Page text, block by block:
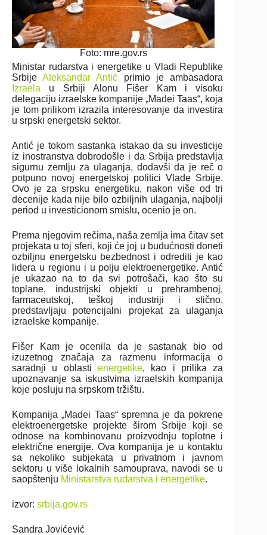
Foto: mre.gov.rs
Ministar rudarstva i energetike u Vladi Republike
SrbijeAleksandar Antić
primio je ambasadora
Izraela u Srbiji Alonu Fišer Kam i visoku
delegaciju izraelske kompanije „Madei Taas“, koja
je tom prilikom izrazila interesovanje da investira
u srpski energetski sektor.
Antić je tokom sastanka istakao da su investicije
iz inostranstva dobrodošle i da Srbija predstavlja
sigurnu zemlju za ulaganja, dodavši da je reč o
potpuno novoj energetskoj politici Vlade Srbije.
Ovo je za srpsku energetiku, nakon više od tri
decenije kada nije bilo ozbiljnih ulaganja, najbolji
period u investicionom smislu, ocenio je on.
Prema njegovim rečima, naša zemlja ima čitav set
projekata u toj sferi, koji će joj u budućnosti doneti
ozbiljnu energetsku bezbednost i odrediti je kao
lidera u regionu i u polju elektroenergetike. Antić
je ukazao na to da svi potrošači, kao što su
toplane, industrijski objekti u prehrambenoj,
farmaceutskoj, teškoj industriji i slično,
predstavljaju potencijalni projekat za ulaganja
izraelske kompanije.
Fišer Kam je ocenila da je sastanak bio od
izuzetnog značaja za razmenu informacija o
saradnji u oblasti energetike, kao i prilika za
upoznavanje sa iskustvima izraelskih kompanija
koje posluju na srpskom tržištu.
Kompanija „Madei Taas“ spremna je da pokrene
elektroenergetske projekte širom Srbije koji se
odnose na kombinovanu proizvodnju toplotne i
električne energije. Ova kompanija je u kontaktu
sa nekoliko subjekata u privatnom i javnom
sektoru u više lokalnih samouprava, navodi se u
saopštenju Ministarstva rudarstva i energetike.
izvor: srbija.gov.rs
Sandra Jovićević